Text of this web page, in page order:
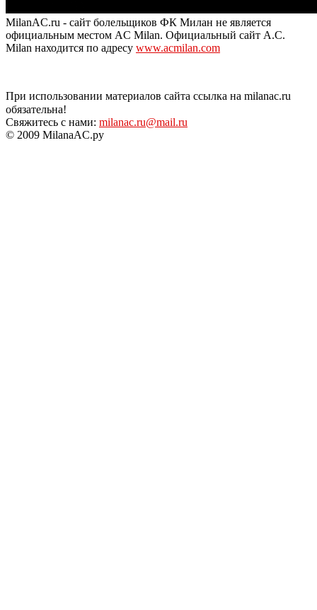
MilanAC.ru - сайт болельщиков ФК Милан не является
официальным местом AC Milan. Официальный сайт A.C.
Milan находится по адресу www.acmilan.com
При использовании материалов сайта ссылка на milanac.ru
обязательна!
Свяжитесь с нами: milanac.ru@mail.ru
© 2009 MilanaAC.ру